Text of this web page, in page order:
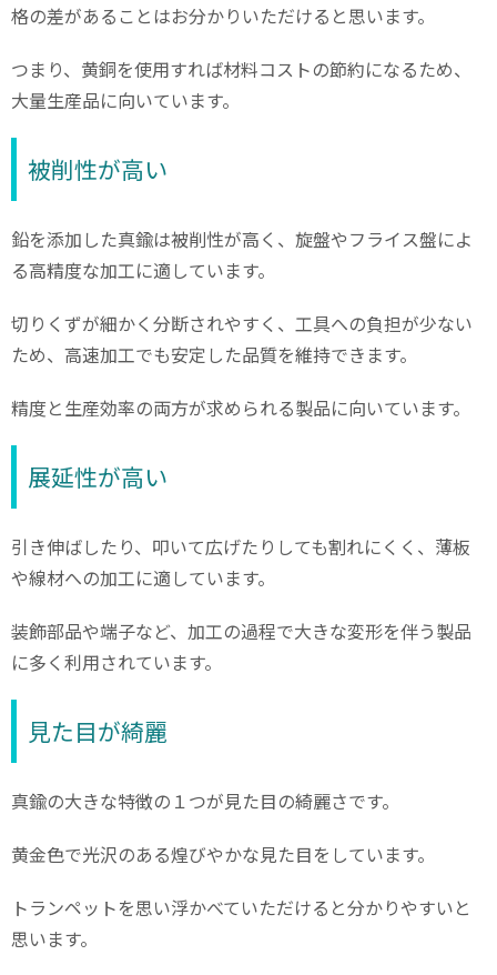
格の差があることはお分かりいただけると思います。
つまり、黄銅を使用すれば材料コストの節約になるため、
大量生産品に向いています。
被削性が高い
鉛を添加した真鍮は被削性が高く、旋盤やフライス盤によ
る高精度な加工に適しています。
切りくずが細かく分断されやすく、工具への負担が少ない
ため、高速加工でも安定した品質を維持できます。
精度と生産効率の両方が求められる製品に向いています。
展延性が高い
引き伸ばしたり、叩いて広げたりしても割れにくく、薄板
や線材への加工に適しています。
装飾部品や端子など、加工の過程で大きな変形を伴う製品
に多く利用されています。
見た目が綺麗
真鍮の大きな特徴の１つが見た目の綺麗さです。
黄金色で光沢のある煌びやかな見た目をしています。
トランペットを思い浮かべていただけると分かりやすいと
思います。